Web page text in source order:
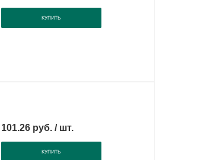
КУПИТЬ
101.26 руб. / шт.
КУПИТЬ